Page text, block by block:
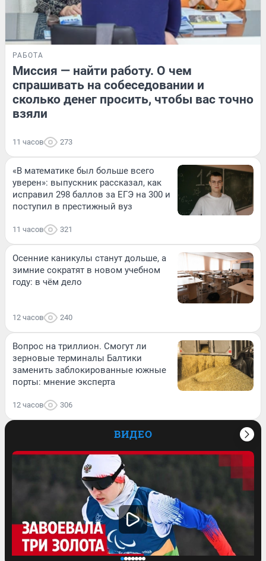
РАБОТА
Миссия — найти работу. О чем
спрашивать на собеседовании и
сколько денег просить, чтобы вас точно
взяли
11 часов 273
«В математике был больше всего
уверен»: выпускник рассказал, как
исправил 298 баллов за ЕГЭ на 300 и
поступил в престижный вуз
11 часов 321
Осенние каникулы станут дольше, а
зимние сократят в новом учебном
году: в чём дело
12 часов 240
Вопрос на триллион. Смогут ли
зерновые терминалы Балтики
заменить заблокированные южные
порты: мнение эксперта
12 часов 306
ВИДЕО